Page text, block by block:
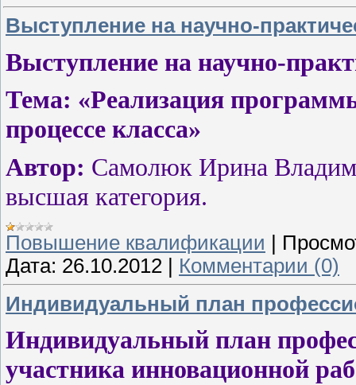
Выступление на научно-
Выступление на научно-
Тема: «Реализация
процессе класса»
Автор: Самолюк Ирина
высшая категория.
Повышение квалификации |
Дата: 26.10.2012 | Комментарии (0)
Индивидуальный план
Индивидуальный план
участника инновационной